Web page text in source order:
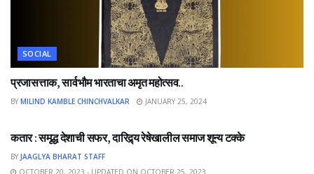
SOCIAL
प्रजासत्ताक, सार्वभौम भारताचा अमृत महोत्सव..
BY MILIND KAMBLE CHINCHVALKAR JANUARY 25, 2024
कतार : समृद्ध देशाची सफर, दारिद्र्य रेषेखालील समाज शून्य टक्के
BY JAAGLYA BHARAT STAFF
OCTOBER 20, 2023 - UPDATED ON OCTOBER 25, 2023